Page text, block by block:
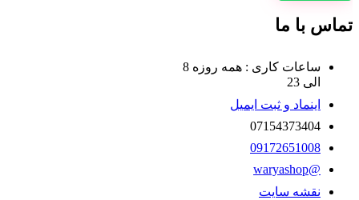
تماس با ما
ساعات کاری : همه روزه 8
الی 23
اینماد و ثبت ایمیل
07154373404
09172651008
@waryashop
نقشه سایت